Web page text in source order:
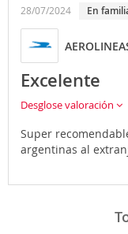
28/07/2024 en
Excelente
Desglose valoración
Super
argentinas al